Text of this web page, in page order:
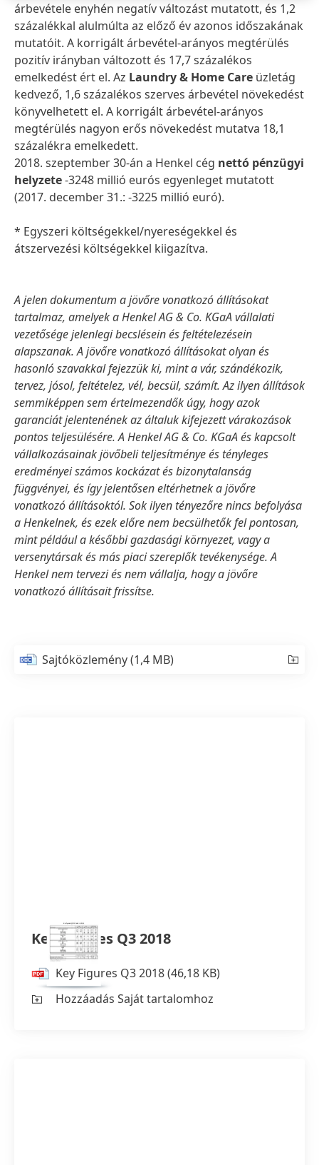
árbevétele enyhén negatív változást mutatott, és 1,2
százalékkal alulmúlta az előző év azonos időszakának
mutatóit. A korrigált árbevétel-arányos megtérülés
pozitív irányban változott és 17,7 százalékos
emelkedést ért el. Az Laundry & Home Care üzletág
kedvező, 1,6 százalékos szerves árbevétel növekedést
könyvelhetett el. A korrigált árbevétel-arányos
megtérülés nagyon erős növekedést mutatva 18,1
százalékra emelkedett.
2018. szeptember 30-án a Henkel cég nettó pénzügyi
helyzete-3248 millió eurós egyenleget mutatott
(2017. december 31.: -3225 millió euró).
* Egyszeri költségekkel/nyereségekkel és
átszervezési költségekkel kiigazítva.
A jelen dokumentum a jövőre vonatkozó állításokat
tartalmaz, amelyek a Henkel AG & Co. KGaA vállalati
vezetősége jelenlegi becslésein és feltételezésein
alapszanak. A jövőre vonatkozó állításokat olyan és
hasonló szavakkal fejezzük ki, mint a vár, szándékozik,
tervez, jósol, feltételez, vél, becsül, számít. Az ilyen állítások
semmiképpen sem értelmezendők úgy, hogy azok
garanciát jelentenének az általuk kifejezett várakozások
pontos teljesülésére. A Henkel AG & Co. KGaA és kapcsolt
vállalkozásainak jövőbeli teljesítménye és tényleges
eredményei számos kockázat és bizonytalanság
függvényei, és így jelentősen eltérhetnek a jövőre
vonatkozó állításoktól. Sok ilyen tényezőre nincs befolyása
a Henkelnek, és ezek előre nem becsülhetők fel pontosan,
mint például a későbbi gazdasági környezet, vagy a
versenytársak és más piaci szereplők tevékenysége. A
Henkel nem tervezi és nem vállalja, hogy a jövőre
vonatkozó állításait frissítse.
Sajtóközlemény(1,4 MB)
Key Figures Q3 2018
Key Figures Q3 2018(46,18 KB)
Hozzáadás Saját tartalomhoz